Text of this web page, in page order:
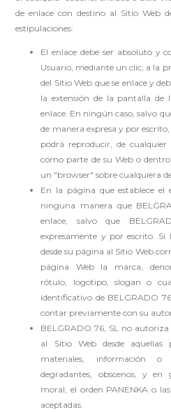
de enlace con destino al Sitio Web
estipulaciones:
El enlace debe ser absoluto y
Usuario, mediante un clic, a la
del Sitio Web que se enlace y
la extensión de la pantalla de
enlace. En ningún caso, salvo
de manera expresa y por
podrá reproducir, de
como parte de su Web o
un "browser" sobre cualquiera
En la página que establece el
ninguna manera que
enlace, salvo que
expresamente y por escrito. Si
desde su página al Sitio Web
página Web la marca,
rótulo, logotipo, slogan o
identificativo de BELGRADO
contar previamente con su
BELGRADO 76, SL no
al Sitio Web desde aquellas
materiales, información o
degradantes, obscenos, y
moral, el orden PANENKA o
aceptadas.